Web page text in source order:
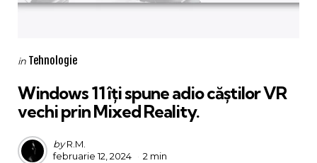
Categories
Posted
in Tehnologie
Windows 11 îți spune adio căștilor VR
vechi prin Mixed Reality.
Posted
by
by R.M.
februarie 12, 2024
2 min